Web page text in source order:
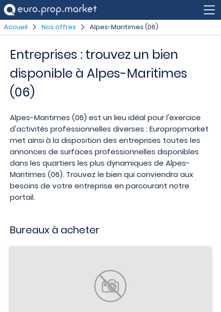
Accueil Nos offres Alpes-Maritimes (06)
Entreprises : trouvez un bien
disponible à Alpes-Maritimes
(06)
Alpes-Maritimes (06) est un lieu idéal pour l'exercice
d'activités professionnelles diverses : Europropmarket
met ainsi à la disposition des entreprises toutes les
annonces de surfaces professionnelles disponibles
dans les quartiers les plus dynamiques de Alpes-
Maritimes (06). Trouvez le bien qui conviendra aux
besoins de votre entreprise en parcourant notre
portail.
Bureaux à acheter